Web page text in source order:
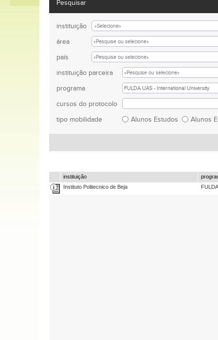
Pesquisar
instituição
área
país
instituição parceira
programa
cursos do protocolo
tipo mobilidade
Alunos Estudos Alunos
instituição
Instituto Politecnico de Beja